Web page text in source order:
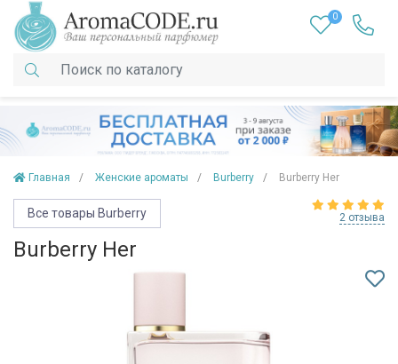
0
Главная Женские ароматы Burberry Burberry Her
Все товары Burberry 2 отзыва
Burberry Her